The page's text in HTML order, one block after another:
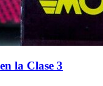
la Clase 3